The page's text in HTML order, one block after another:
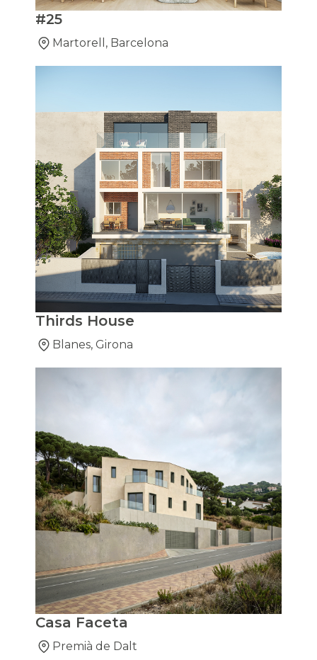
#25
Martorell, Barcelona
Thirds House
Blanes, Girona
Casa Faceta
Premià de Dalt